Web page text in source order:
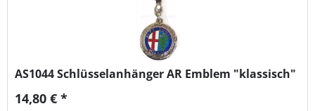
AS1044Schlüsselanhänger AR Emblem "klassisch"
14,80 € *